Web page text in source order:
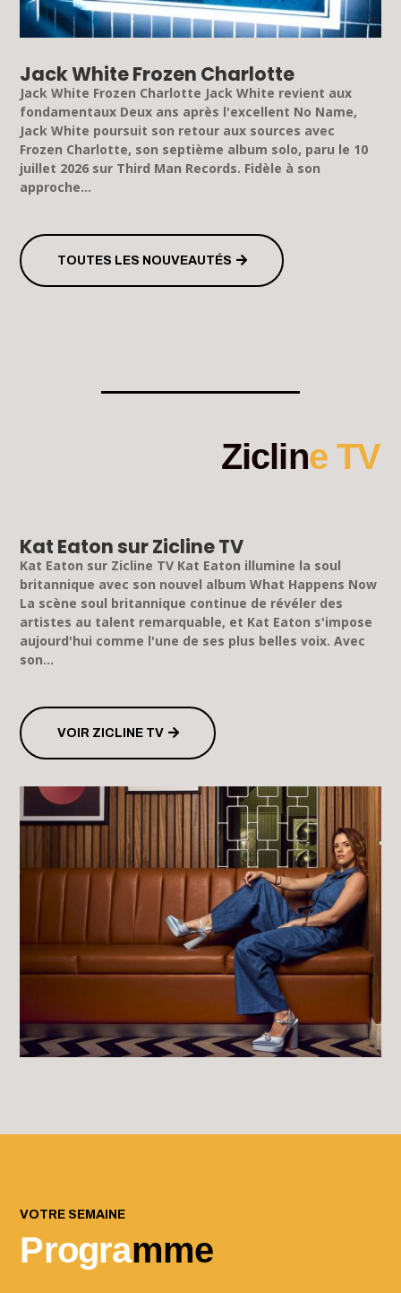
Jack White Frozen Charlotte
Jack White Frozen Charlotte Jack White revient aux
fondamentaux Deux ans après l'excellent No Name,
Jack White poursuit son retour aux sources avec
Frozen Charlotte, son septième album solo, paru le 10
juillet 2026 sur Third Man Records. Fidèle à son
approche...
TOUTES LES NOUVEAUTÉS
Zicline TV
Kat Eaton sur Zicline TV
Kat Eaton sur Zicline TV Kat Eaton illumine la soul
britannique avec son nouvel album What Happens Now
La scène soul britannique continue de révéler des
artistes au talent remarquable, et Kat Eaton s'impose
aujourd'hui comme l'une de ses plus belles voix. Avec
son...
VOIR ZICLINE TV
VOTRE SEMAINE
Programme